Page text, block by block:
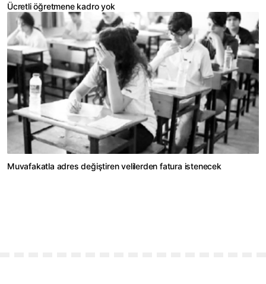
Ücretli öğretmene kadro yok
Muvafakatla adres değiştiren velilerden fatura istenecek